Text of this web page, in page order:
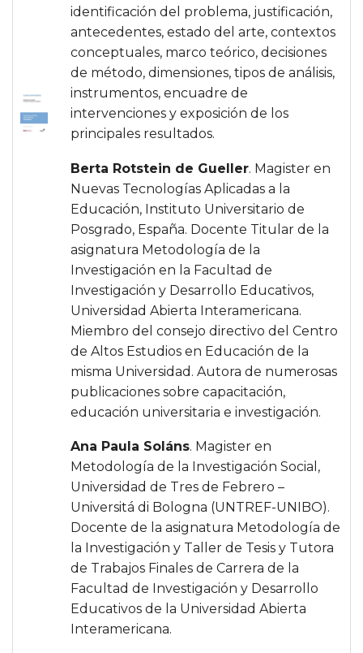
identificación del problema, justificación,
antecedentes, estado del arte, contextos
conceptuales, marco teórico, decisiones
de método, dimensiones, tipos de análisis,
instrumentos, encuadre de
intervenciones y exposición de los
principales resultados.
Berta Rotstein de Gueller. Magister en
Nuevas Tecnologías Aplicadas a la
Educación, Instituto Universitario de
Posgrado, España. Docente Titular de la
asignatura Metodología de la
Investigación en la Facultad de
Investigación y Desarrollo Educativos,
Universidad Abierta Interamericana.
Miembro del consejo directivo del Centro
de Altos Estudios en Educación de la
misma Universidad. Autora de numerosas
publicaciones sobre capacitación,
educación universitaria e investigación.
Ana Paula Soláns. Magister en
Metodología de la Investigación Social,
Universidad de Tres de Febrero –
Universitá di Bologna (UNTREF-UNIBO).
Docente de la asignatura Metodología de
la Investigación y Taller de Tesis y Tutora
de Trabajos Finales de Carrera de la
Facultad de Investigación y Desarrollo
Educativos de la Universidad Abierta
Interamericana.